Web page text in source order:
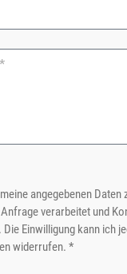
angegebenen
verarbeitet und
Einwilligung kann ich
widerrufen. *